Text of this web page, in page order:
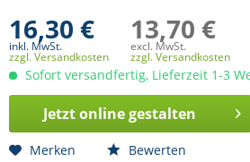
16,30 €
inkl. MwSt.
zzgl. Versandkosten
13,70 €
excl. MwSt.
zzgl. Versandkosten
Sofort versandfertig, Lieferzeit 1-3
Jetzt online gestalten
Merken Bewerten